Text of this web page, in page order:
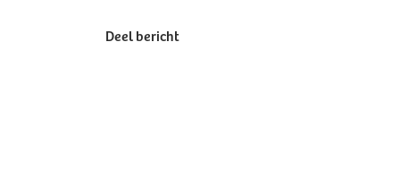
Deel bericht